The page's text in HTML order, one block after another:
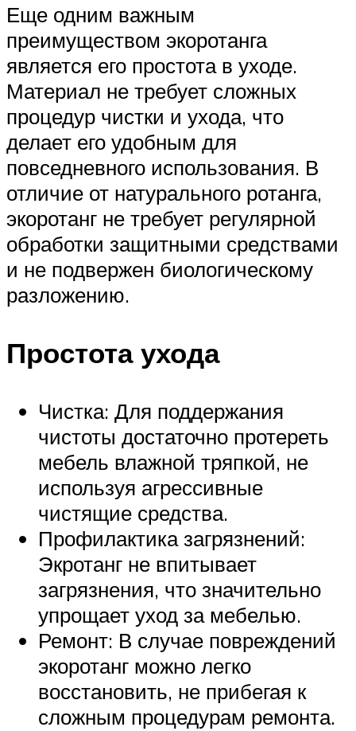
Еще одним важным
преимуществом экоротанга
является его простота в уходе.
Материал не требует сложных
процедур чистки и ухода, что
делает его удобным для
повседневного использования. В
отличие от натурального ротанга,
экоротанг не требует регулярной
обработки защитными средствами
и не подвержен биологическому
разложению.
Простота ухода
Чистка: Для поддержания
чистоты достаточно протереть
мебель влажной тряпкой, не
используя агрессивные
чистящие средства.
Профилактика загрязнений:
Экротанг не впитывает
загрязнения, что значительно
упрощает уход за мебелью.
Ремонт: В случае повреждений
экоротанг можно легко
восстановить, не прибегая к
сложным процедурам ремонта.